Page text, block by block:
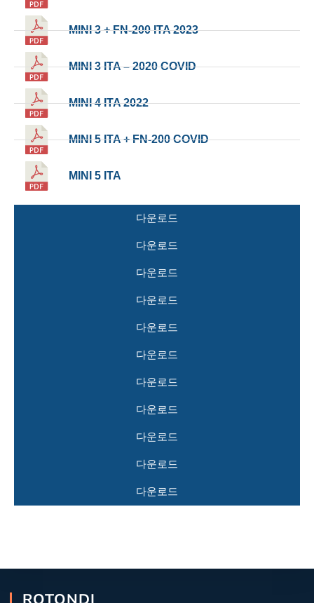
MINI 3 + FN-200 ITA 2023
MINI 3 ITA – 2020 COVID
MINI 4 ITA 2022
MINI 5 ITA + FN-200 COVID
MINI 5 ITA
다운로드
다운로드
다운로드
다운로드
다운로드
다운로드
다운로드
다운로드
다운로드
다운로드
다운로드